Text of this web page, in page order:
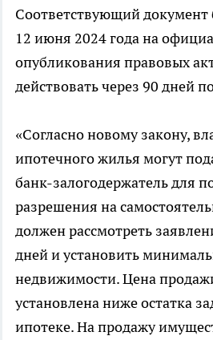
Соответствующий
12 июня 2024 года на
опубликования правовых
действовать через 90 дней
«Согласно новому закону,
ипотечного жилья могут
банк-залогодержатель для
разрешения на
должен рассмотреть
дней и установить
недвижимости. Цена
установлена ниже остатка
ипотеке. На продажу